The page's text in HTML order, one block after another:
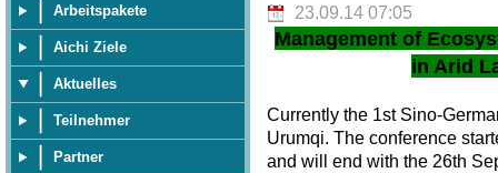
Arbeitspakete
Aichi Ziele
Aktuelles
Teilnehmer
Partner
23.09.14 07:05
Management of
in Arid
Currently the 1st Sino-
Urumqi. The conference
and will end with the 26th